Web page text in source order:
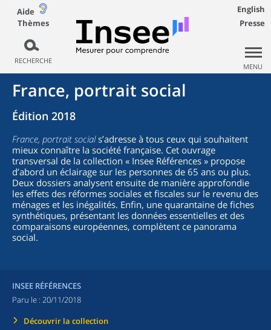
Aide
Thèmes
RECHERCHE
English
Presse
MENU
France, portrait social
Édition 2018
France, portrait socials’adresse à tous ceux qui souhaitent
mieux connaître la société française. Cet ouvrage
transversal de la collection « Insee Références » propose
d’abord un éclairage sur les personnes de 65 ans ou plus.
Deux dossiers analysent ensuite de manière approfondie
les effets des réformes sociales et fiscales sur le revenu des
ménages et les inégalités. Enfin, une quarantaine de fiches
synthétiques, présentant les données essentielles et des
comparaisons européennes, complètent ce panorama
social.
INSEE RÉFÉRENCES
Paru le : 20/11/2018
Découvrir la collection